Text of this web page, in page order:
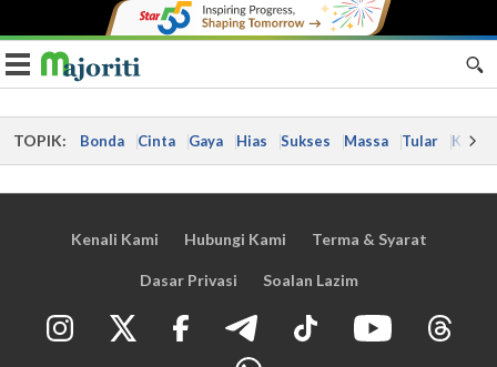
Toggle navigation
TOPIK: Bonda Cinta Gaya Hias Sukses Massa Tular Kes
Kenali Kami Hubungi Kami Terma & Syarat
Dasar Privasi Soalan Lazim